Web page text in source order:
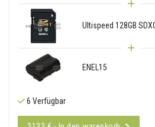
Ultispeed 128GB
ENEL15
6 Verfügbar